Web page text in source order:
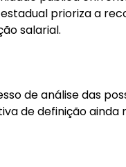
prioriza a
salarial.
de análise das
de definição ainda